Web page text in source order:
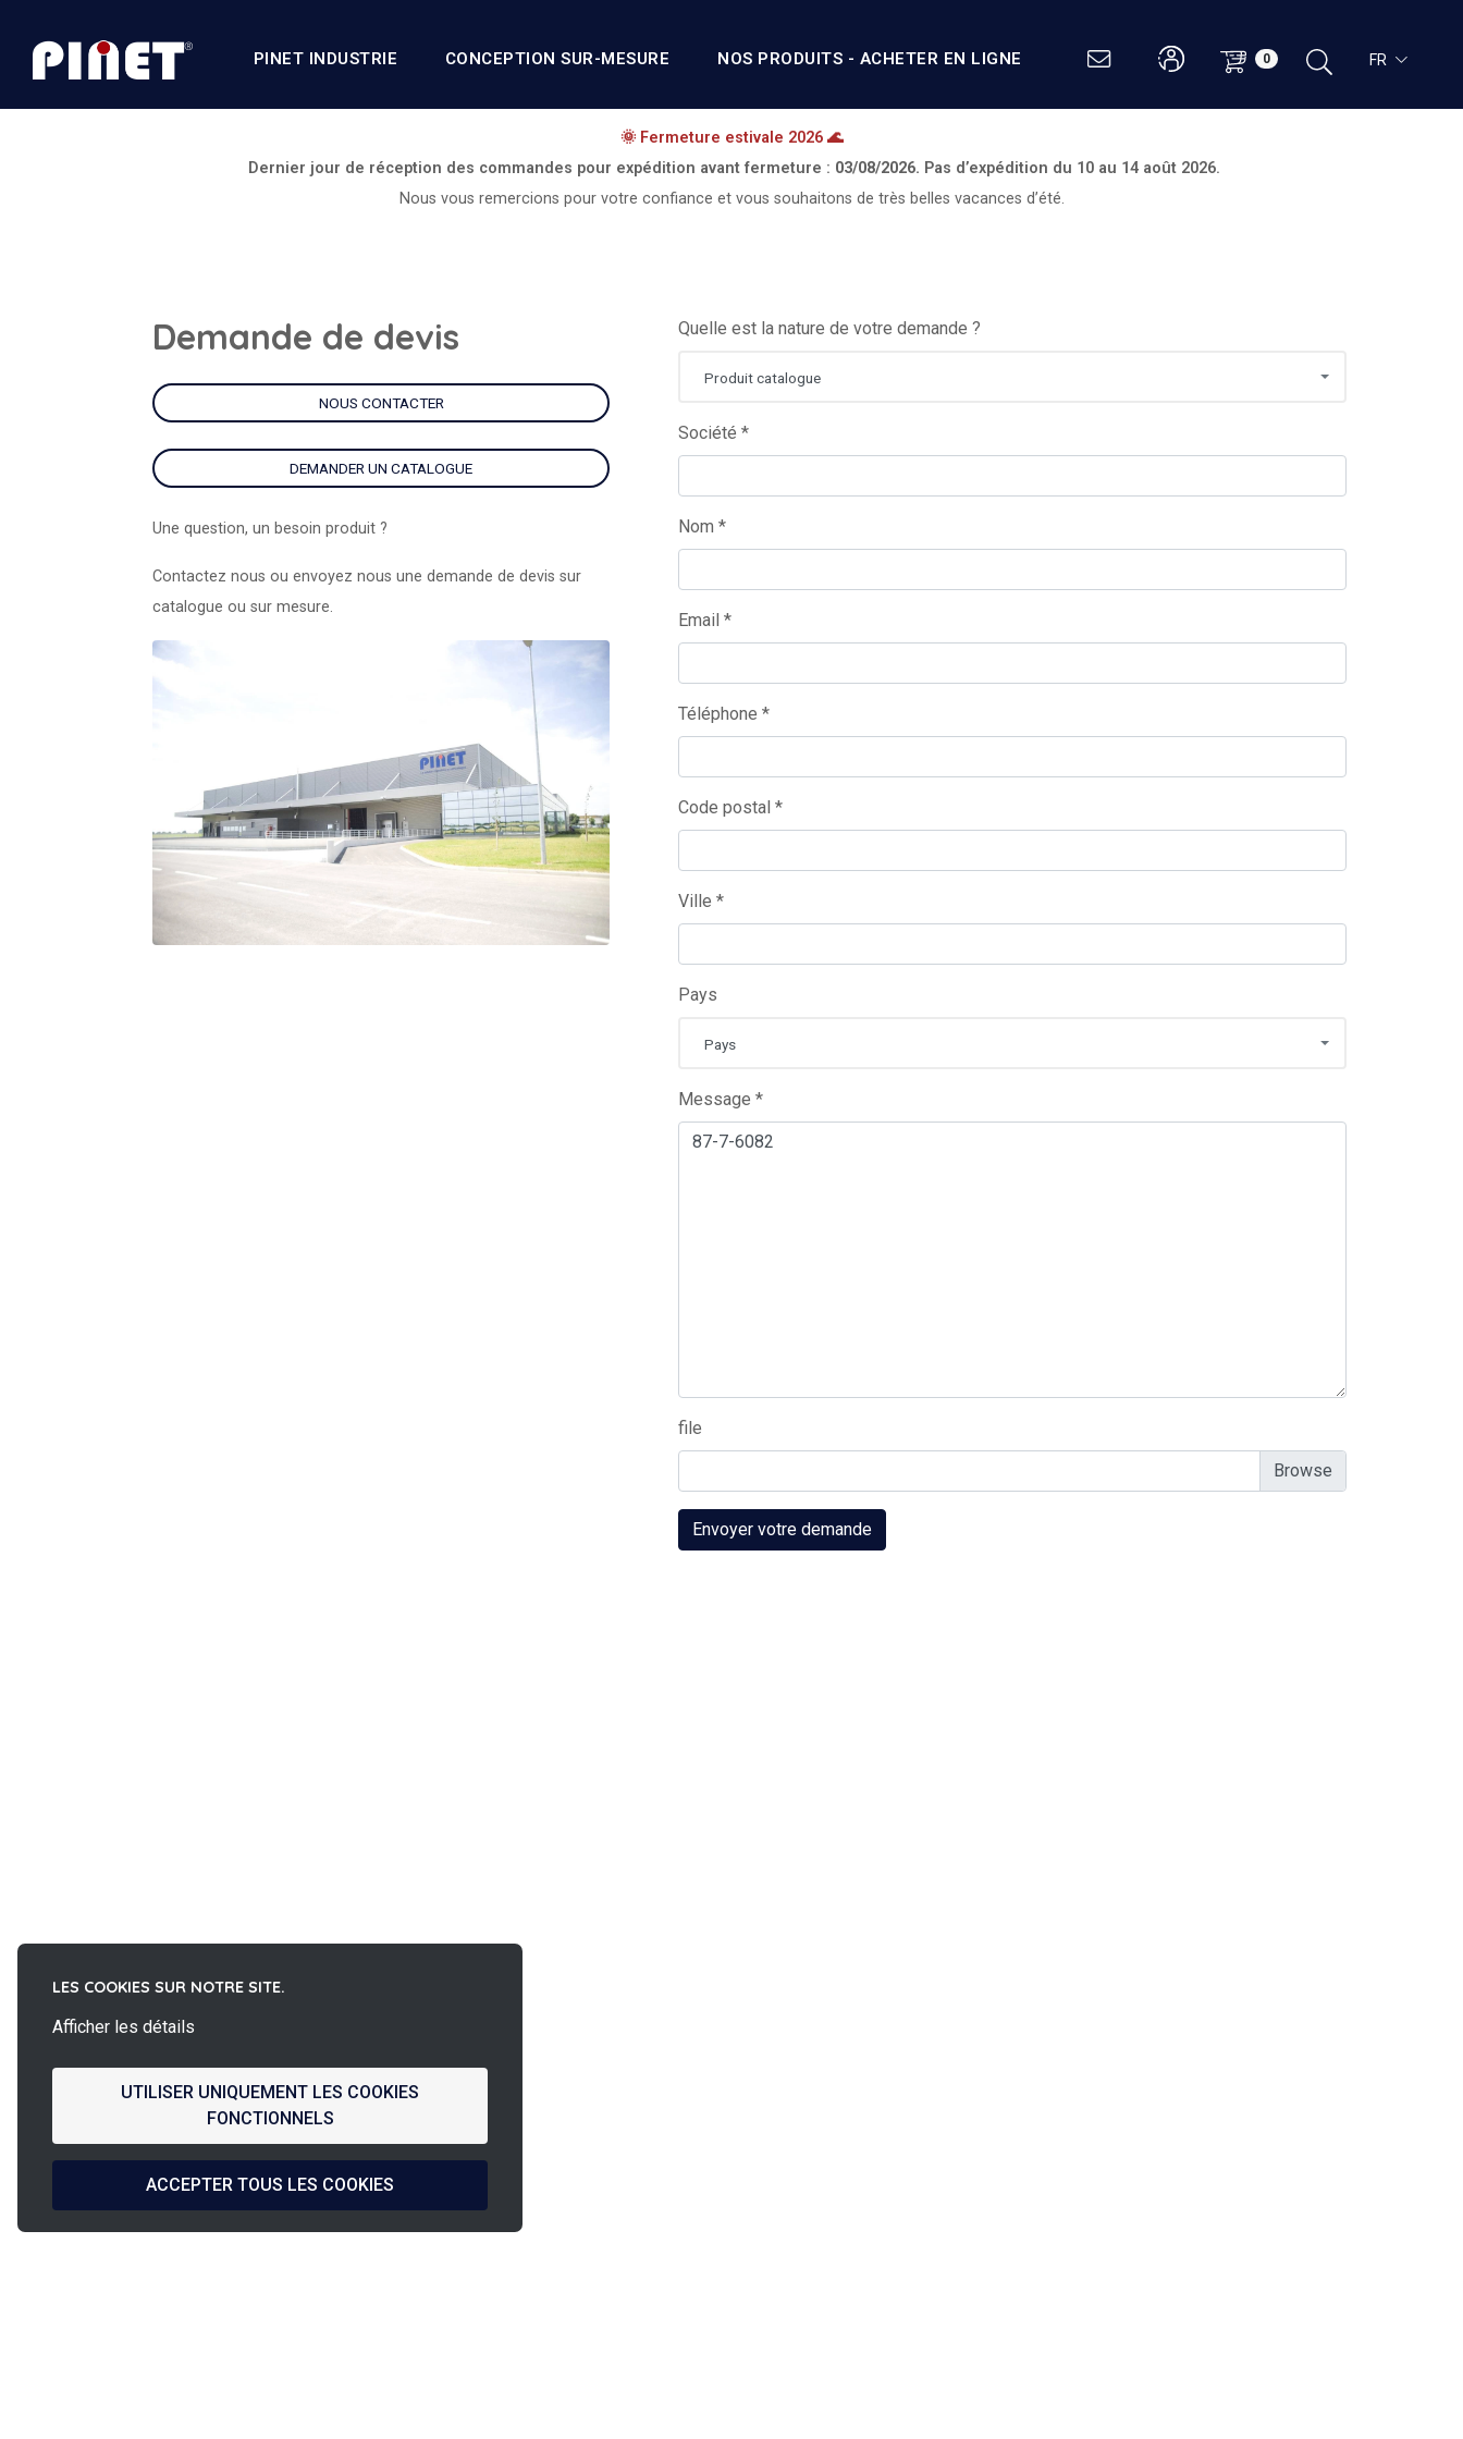
PINET INDUSTRIE CONCEPTION SUR-MESURE NOS PRODUITS - ACHETER EN LIGNE 0 FR
🌞 Fermeture estivale 2026 🌊
Dernier jour de réception des commandes pour expédition avant fermeture : 03/08/2026. Pas d’expédition du 10 au 14 août 2026.
Nous vous remercions pour votre confiance et vous souhaitons de très belles vacances d’été.
Demande de devis
NOUS CONTACTER
DEMANDER UN CATALOGUE
Une question, un besoin produit ?
Contactez nous ou envoyez nous une demande de devis sur
catalogue ou sur mesure.
Quelle est la nature de votre demande ?
Produit catalogue
Société *
Nom *
Email *
Téléphone *
Code postal *
Ville *
Pays
Pays
Message *
file
Envoyer votre demande
LES COOKIES SUR NOTRE SITE.
Afficher les détails
UTILISER UNIQUEMENT LES COOKIES
FONCTIONNELS
ACCEPTER TOUS LES COOKIES